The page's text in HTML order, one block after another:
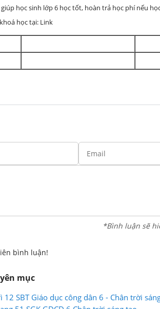
giúp học sinh lớp 6 học tốt, hoàn trả học phí nếu
học tại: Link
*Bình luận sẽ
bình luận!
mục
12 SBT Giáo dục công dân 6 - Chân trời